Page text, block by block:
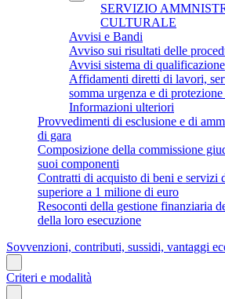
SERVIZIO
CULTURALE
Avvisi e Bandi
Avviso sui risultati delle
Avvisi sistema di qualificazione
Affidamenti diretti di lavori,
somma urgenza e di
Informazioni ulteriori
Provvedimenti di esclusione e di
di gara
Composizione della commissione
suoi componenti
Contratti di acquisto di beni e servizi
superiore a 1 milione di euro
Resoconti della gestione finanziaria
della loro esecuzione
Sovvenzioni, contributi, sussidi, vantaggi
Criteri e modalità